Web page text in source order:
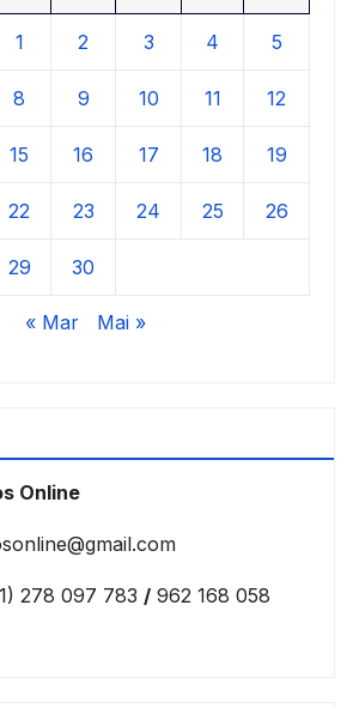
1 2 3 4 5
8 9 10 11 12
15 16 17 18 19
22 23 24 25 26
29 30
« Mar Mai »
Online
278 097 783 / 962 168 058